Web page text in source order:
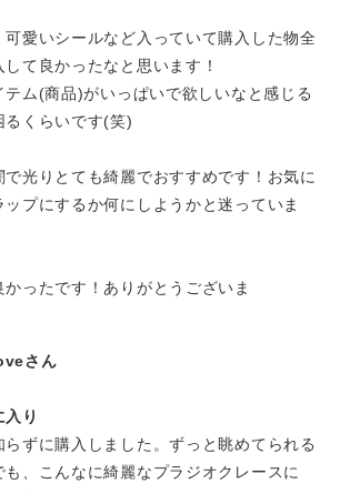
愛いシールなど入っていて購入した物全
て良かったなと思います！
ム(商品)がいっぱいで欲しいなと感じる
るくらいです(笑)
で光りとても綺麗でおすすめです！お気に
ップにするか何にしようかと迷っていま
ったです！ありがとうございま
さん
り
らずに購入しました。ずっと眺めてられる
、こんなに綺麗なプラジオクレースに